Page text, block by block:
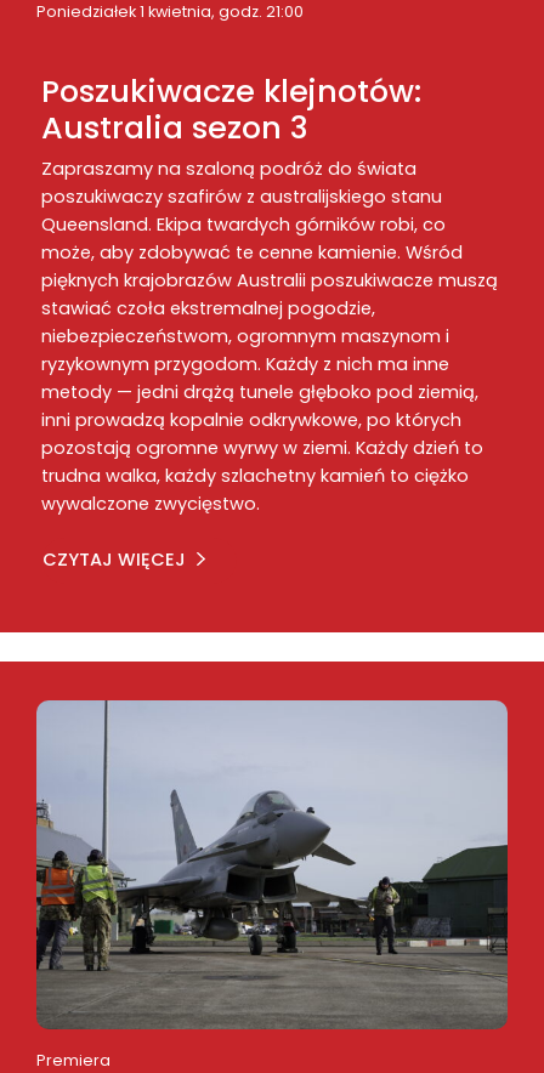
Poniedziałek 1 kwietnia, godz. 21:00
Poszukiwacze klejnotów:
Australia sezon 3
Zapraszamy na szaloną podróż do świata
poszukiwaczy szafirów z australijskiego stanu
Queensland. Ekipa twardych górników robi, co
może, aby zdobywać te cenne kamienie. Wśród
pięknych krajobrazów Australii poszukiwacze muszą
stawiać czoła ekstremalnej pogodzie,
niebezpieczeństwom, ogromnym maszynom i
ryzykownym przygodom. Każdy z nich ma inne
metody — jedni drążą tunele głęboko pod ziemią,
inni prowadzą kopalnie odkrywkowe, po których
pozostają ogromne wyrwy w ziemi. Każdy dzień to
trudna walka, każdy szlachetny kamień to ciężko
wywalczone zwycięstwo.
CZYTAJ WIĘCEJ
Premiera